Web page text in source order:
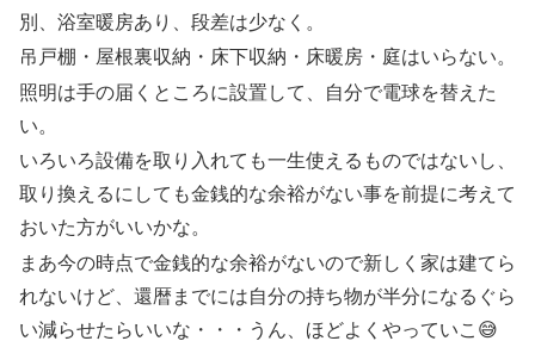
別、浴室暖房あり、段差は少なく。
吊戸棚・屋根裏収納・床下収納・床暖房・庭はいらない。
照明は手の届くところに設置して、自分で電球を替えた
い。
いろいろ設備を取り入れても一生使えるものではないし、
取り換えるにしても金銭的な余裕がない事を前提に考えて
おいた方がいいかな。
まあ今の時点で金銭的な余裕がないので新しく家は建てら
れないけど、還暦までには自分の持ち物が半分になるぐら
い減らせたらいいな・・・うん、ほどよくやっていこ😅